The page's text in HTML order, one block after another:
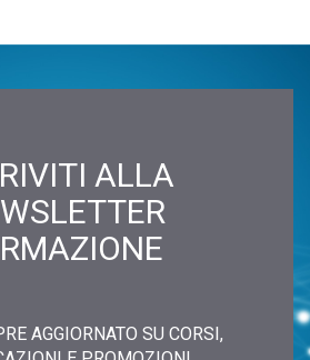
ALLA
AGGIORNATO SU CORSI,